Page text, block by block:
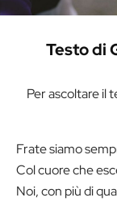
Testo di
Per ascoltare il
Frate siamo
Col cuore che
Noi, con più di